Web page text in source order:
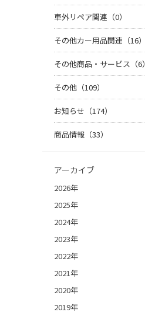
車外リペア関連（0）
その他カー用品関連（16）
その他商品・サービス（6）
その他（109）
お知らせ（174）
商品情報（33）
アーカイブ
2026年
2025年
2024年
2023年
2022年
2021年
2020年
2019年